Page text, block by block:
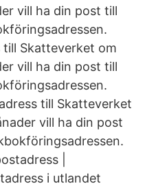
vill ha din post till
till Skatteverket om
vill ha din post till
till Skatteverket
vill ha din post
|
i utlandet